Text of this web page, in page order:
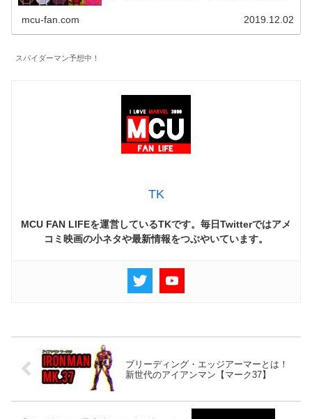
mcu-fan.com 2019.12.02
スパイダーマン予想中！
TK
MCU FAN LIFEを運営しているTKです。毎日Twitterではアメ
コミ映画の小ネタや最新情報をつぶやいています。
ブリーディング・エッジアーマーとは！
新世代のアイアンマン【マーク37】